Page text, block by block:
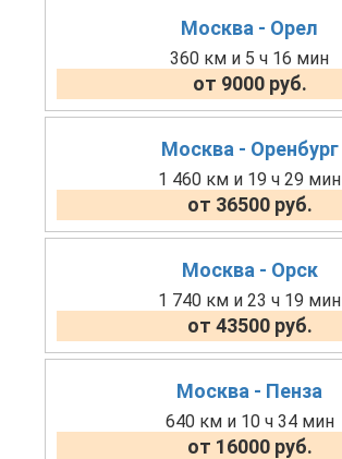
Москва - Орел
360 км и 5 ч 16 мин
от 9000 руб.
Москва - Оренбург
1 460 км и 19 ч 29 мин
от 36500 руб.
Москва - Орск
1 740 км и 23 ч 19 мин
от 43500 руб.
Москва - Пенза
640 км и 10 ч 34 мин
от 16000 руб.